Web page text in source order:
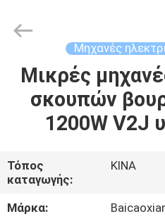
ΣΠΊΤΙ
ΠΡΟΪΌΝΤΑ
ΠΕΡΊΠΟΥ
ΕΜΕΊΣ
Rights
Μηχανές
Μικρές
σκουπών
1200W V2J
Τόπος
καταγωγής:
ΚΙΝΑ
Μάρκα: